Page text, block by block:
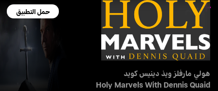
حمل التطبيق
هولي مارفلز ويذ دينيس كويد
Holy Marvels With Dennis Quaid